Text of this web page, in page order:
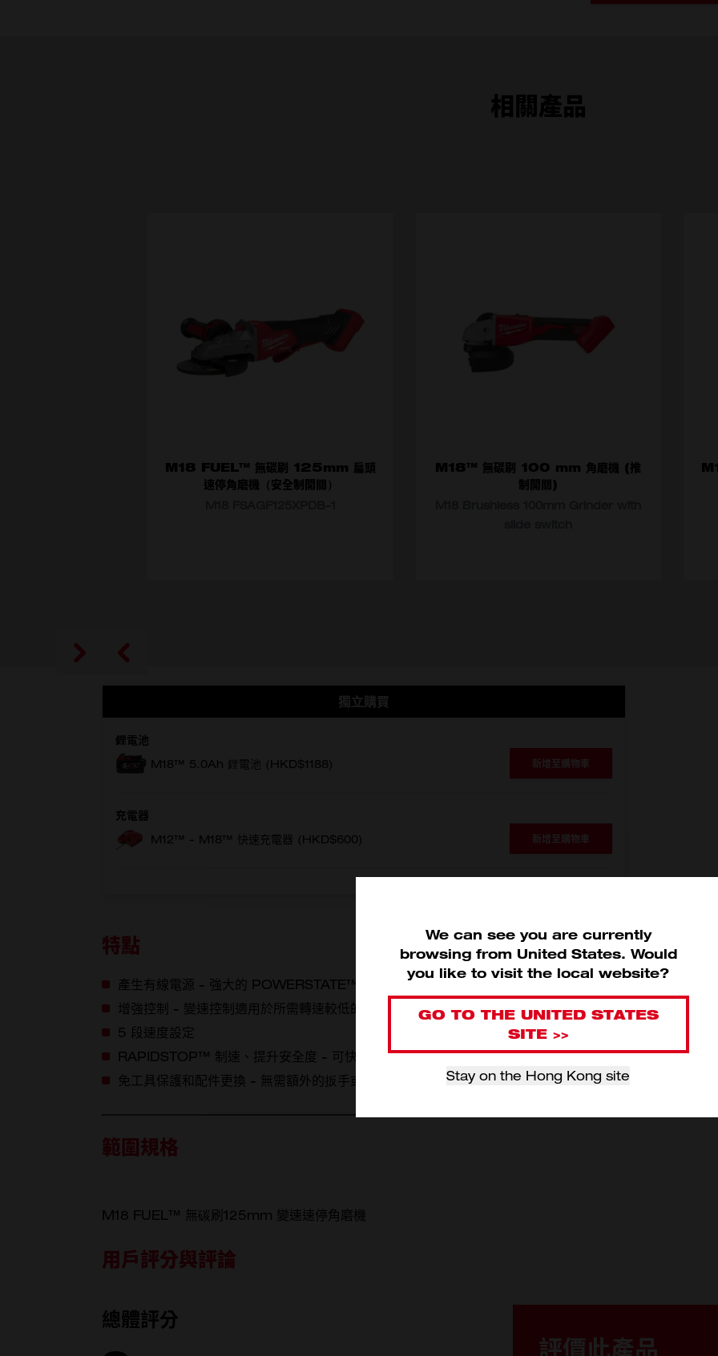
We can see you are currently
browsing from United States. Would
you like to visit the local website?
GO TO THE UNITED STATES
SITE >>
Stay on the Hong Kong site
相關產品
M18 FUEL™ 無碳刷 125mm 扁頭
速停角磨機（安全制開關）
M18™ 無碳刷 100 mm 角磨機 (推
制開關)
獨立購買
鋰電池
M18™ 5.0Ah 鋰電池 (HKD$1188) 新增至購物車
充電器
M12™ - M18™ 快速充電器 (HKD$600) 新增至購物車
特點
產生有線電源 - 強大的 POWERSTATE™ 無碳刷摩打以 8,500 RPM 的速度旋轉，協助使用者完成最艱
增強控制 - 變速控制適用於所需轉速較低的研磨工作； 3500 - 8500 RPM
5 段速度設定
RAPIDSTOP™ 制速、提升安全度 - 可快速停止配件，提升安全度
免工具保護和配件更換 - 無需額外的扳手或工具
範圍規格
安全護罩 (1)
FIXTEC 螺帽 (1)
M18 FUEL™ 無碳刷125mm 變速速停角磨機
用戶評分與評論
總體評分
評價此產品